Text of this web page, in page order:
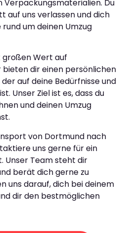
Verpackungsmaterialien. Du
auf uns verlassen und dich
um deinen Umzug
großen Wert auf
bieten dir einen persönlichen
auf deine Bedürfnisse und
Unser Ziel ist es, dass du
und deinen Umzug
von Dortmund nach
uns gerne für ein
Unser Team steht dir
berät dich gerne zu
uns darauf, dich bei deinem
dir den bestmöglichen